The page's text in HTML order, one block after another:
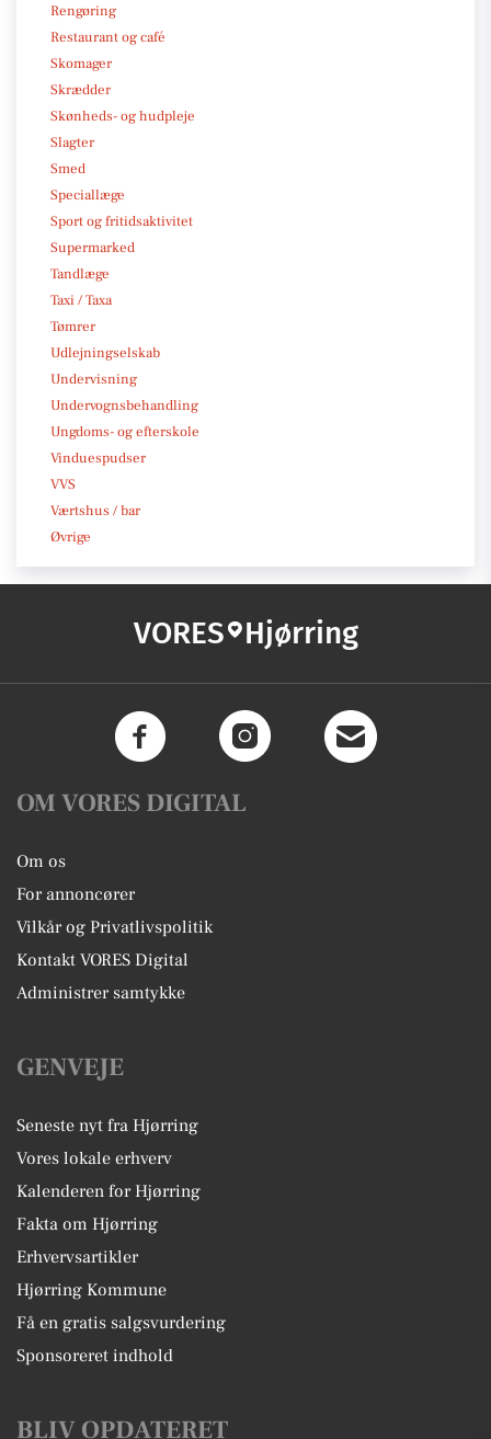
Rengøring
Restaurant og café
Skomager
Skrædder
Skønheds- og hudpleje
Slagter
Smed
Speciallæge
Sport og fritidsaktivitet
Supermarked
Tandlæge
Taxi / Taxa
Tømrer
Udlejningselskab
Undervisning
Undervognsbehandling
Ungdoms- og efterskole
Vinduespudser
VVS
Værtshus / bar
Øvrige
VORES Hjørring
OM VORES DIGITAL
Om os
For annoncører
Vilkår og Privatlivspolitik
Kontakt VORES Digital
Administrer samtykke
GENVEJE
Seneste nyt fra Hjørring
Vores lokale erhverv
Kalenderen for Hjørring
Fakta om Hjørring
Erhvervsartikler
Hjørring Kommune
Få en gratis salgsvurdering
Sponsoreret indhold
BLIV OPDATERET